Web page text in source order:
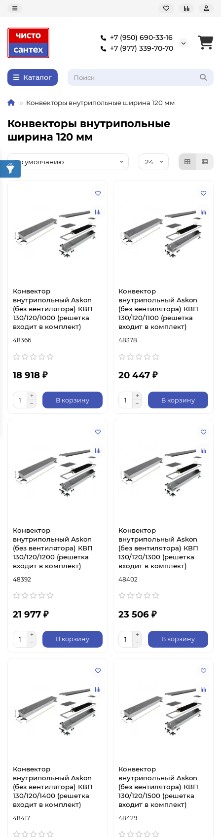
+7 (950) 690-33-16
+7 (977) 339-70-70
Каталог
Конвекторы внутрипольные ширина 120 мм
Конвекторы внутрипольные
ширина 120 мм
Конвектор
внутрипольный Askon
(без вентилятора) КВП
130/120/1000 (решетка
входит в комплект)
48366
18 918 ₽
В корзину
Конвектор
внутрипольный Askon
(без вентилятора) КВП
130/120/1100 (решетка
входит в комплект)
48378
20 447 ₽
В корзину
Конвектор
внутрипольный Askon
(без вентилятора) КВП
130/120/1200 (решетка
входит в комплект)
48392
21 977 ₽
В корзину
Конвектор
внутрипольный Askon
(без вентилятора) КВП
130/120/1300 (решетка
входит в комплект)
48402
23 506 ₽
В корзину
Конвектор
внутрипольный Askon
(без вентилятора) КВП
130/120/1400 (решетка
входит в комплект)
48417
Конвектор
внутрипольный Askon
(без вентилятора) КВП
130/120/1500 (решетка
входит в комплект)
48429